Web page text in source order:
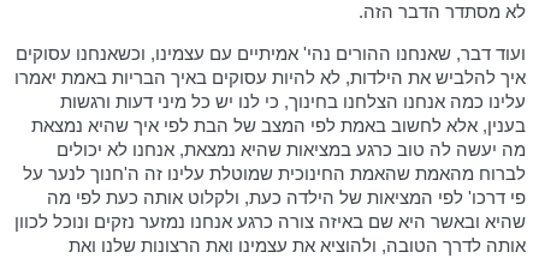
לא מסתדר הדבר הזה.
ועוד דבר, שאנחנו ההורים נהי' אמיתיים עם עצמינו, וכשאנחנו עסוקים
איך להלביש את הילדות, לא להיות עסוקים באיך הבריות באמת יאמרו
עלינו כמה אנחנו הצלחנו בחינוך, כי לנו יש כל מיני דעות ורגשות
בענין, אלא לחשוב באמת לפי המצב של הבת לפי איך שהיא נמצאת
מה יעשה לה טוב כרגע במציאות שהיא נמצאת, אנחנו לא יכולים
לברוח מהאמת שהאמת החינוכית שמוטלת עלינו זה ה'חנוך לנער על
פי דרכו' לפי המציאות של הילדה כעת, ולקלוט אותה כעת לפי מה
שהיא ובאשר היא שם באיזה צורה כרגע אנחנו נמזער נזקים ונוכל לכוון
אותה לדרך הטובה, ולהוציא את עצמינו ואת הרצונות שלנו ואת